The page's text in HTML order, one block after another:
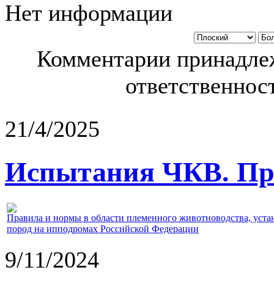
Нет информации
Комментарии
21/4/2025
Испытания ЧКВ.
Правила и нормы в области племенного животноводства,
пород на ипподромах Российской Федерации
9/11/2024